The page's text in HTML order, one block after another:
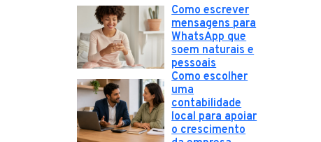
Como escrever
mensagens para
WhatsApp que
soem naturais e
pessoais
Como escolher
uma
contabilidade
local para apoiar
o crescimento